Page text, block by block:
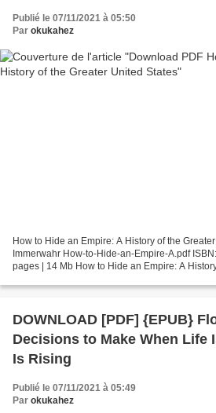
Publié le 07/11/2021 à 05:50
Par okukahez
How to Hide an Empire: A History of the
Immerwahr How-to-Hide-an-Empire-A.pdf
pages | 14 Mb How to Hide an Empire: A
DOWNLOAD [PDF] {EPUB}
Decisions to Make When Life
Is Rising
Publié le 07/11/2021 à 05:49
Par okukahez